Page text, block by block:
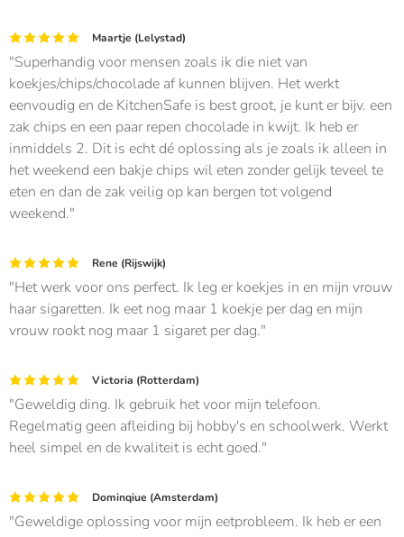
Maartje (Lelystad)
Superhandig voor mensen zoals ik die niet van
koekjes/chips/chocolade af kunnen blijven. Het werkt
eenvoudig en de KitchenSafe is best groot, je kunt er bijv. een
zak chips en een paar repen chocolade in kwijt. Ik heb er
inmiddels 2. Dit is echt dé oplossing als je zoals ik alleen in
het weekend een bakje chips wil eten zonder gelijk teveel te
eten en dan de zak veilig op kan bergen tot volgend
weekend.
Rene (Rijswijk)
Het werk voor ons perfect. Ik leg er koekjes in en mijn vrouw
haar sigaretten. Ik eet nog maar 1 koekje per dag en mijn
vrouw rookt nog maar 1 sigaret per dag.
Victoria (Rotterdam)
Geweldig ding. Ik gebruik het voor mijn telefoon.
Regelmatig geen afleiding bij hobby's en schoolwerk. Werkt
heel simpel en de kwaliteit is echt goed.
Dominqiue (Amsterdam)
Geweldige oplossing voor mijn eetprobleem. Ik heb er een